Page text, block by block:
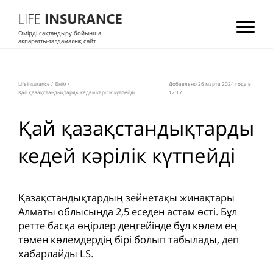
Өмірді сақтандыру бойынша
ақпаратты-талдамалық сайт
LifeInsurance / Өнім/
Қай қазақстандықтарды кедей кәрілік күтпейді
Добавлено 26 мартa 2024 года в
12:17
Қай қазақстандықтарды
кедей кәрілік күтпейді
Қазақстандықтардың зейнетақы жинақтары
Алматы облысында 2,5 еседен астам өсті. Бұл
ретте басқа өңірлер деңгейінде бұл көлем ең
төмен көлемдердің бірі болып табылады, деп
хабарлайды LS.